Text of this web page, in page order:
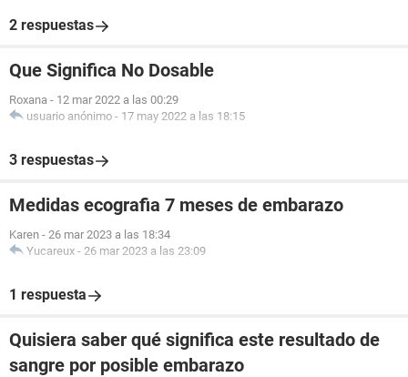
2 respuestas
Que Significa No Dosable
Roxana - 12 mar 2022 a las 00:29
usuario anónimo - 17 may 2022 a las 18:15
3 respuestas
Medidas ecografia 7 meses de embarazo
Karen - 26 mar 2023 a las 18:34
Yucareux - 26 mar 2023 a las 23:09
1 respuesta
Quisiera saber qué significa este resultado de
sangre por posible embarazo